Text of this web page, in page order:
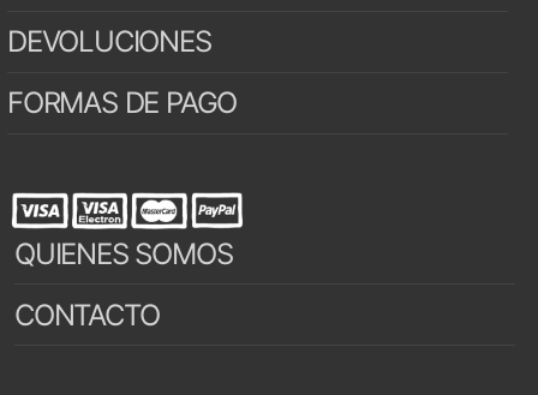
DEVOLUCIONES
FORMAS DE PAGO
QUIENES SOMOS
CONTACTO